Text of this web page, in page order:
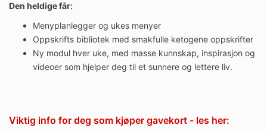
Den heldige får:
Menyplanlegger og ukes menyer
Oppskrifts bibliotek med smakfulle ketogene oppskrifter
Ny modul hver uke, med masse kunnskap, inspirasjon og
videoer som hjelper deg til et sunnere og lettere liv.
Viktig info for deg som kjøper gavekort - les her: